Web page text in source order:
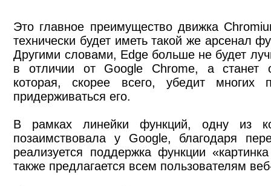
Это главное преимущество движка
технически будет иметь такой ​​же арсенал
Другими словами, Edge больше не будет
в отличии от Google Chrome, а станет
которая, скорее всего, убедит многих
придерживаться его.
В рамках линейки функций, одну из
позаимствовала у Google, благодаря
реализуется поддержка функции
также предлагается всем пользователям